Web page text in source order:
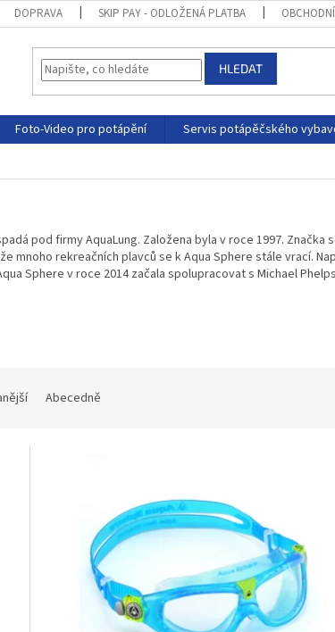
DOPRAVA SKIP PAY - ODLOŽENÁ PLATBA
HLEDAT
Foto-Video pro potápění Servis potápěčského
pod firmy AquaLung. Založena byla v roce 1997.
mnoho rekreačních plavců se k Aqua Sphere stále vrací.
Sphere v roce 2014 začala spolupracovat s Michael
Abecedně